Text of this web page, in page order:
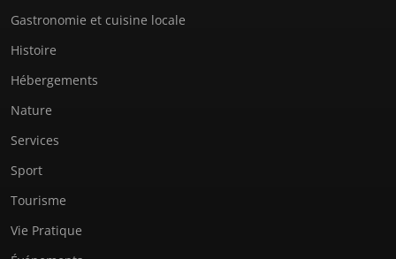
Gastronomie et cuisine locale
Histoire
Hébergements
Nature
Services
Sport
Tourisme
Vie Pratique